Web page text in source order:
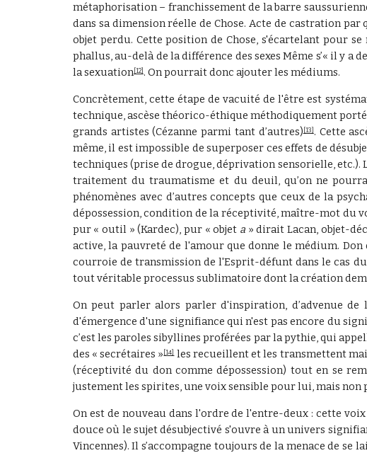
métaphorisation – franchissement de la barre
dans sa dimension réelle de Chose. Acte de castration
objet perdu. Cette position de Chose, s'écartelant pour
phallus, au-delà de la différence des sexes Même s’« il y
la sexuation [12] . On pourrait donc ajouter les médiums.
Concrètement, cette étape de vacuité de l'être est
technique, ascèse théorico-éthique méthodiquement
grands artistes (Cézanne parmi tant d’autres) [13] . Cette
même, il est impossible de superposer ces effets de
techniques (prise de drogue, déprivation sensorielle,
traitement du traumatisme et du deuil, qu’on ne
phénomènes avec d’autres concepts que ceux de la
dépossession, condition de la réceptivité, maître-mot du
pur « outil » (Kardec), pur « objet a » dirait Lacan, objet-
active, la pauvreté de l'amour que donne le médium.
courroie de transmission de l'Esprit-défunt dans le cas
tout véritable processus sublimatoire dont la création
On peut parler alors parler d'inspiration, d’advenue de
d'émergence d'une signifiance qui n'est pas encore du
c’est les paroles sibyllines proférées par la pythie, qui
des « secrétaires » [14] les recueillent et les transmettent
(réceptivité du don comme dépossession) tout en se
justement les spirites, une voix sensible pour lui, mais
On est de nouveau dans l'ordre de l'entre-deux : cette
douce où le sujet désubjectivé s'ouvre à un univers
Vincennes). Il s’accompagne toujours de la menace de